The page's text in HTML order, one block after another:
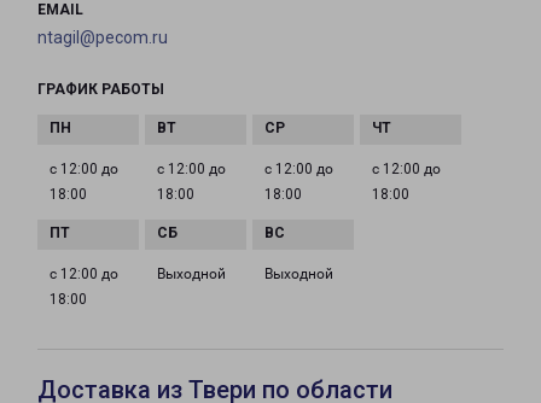
EMAIL
ntagil@pecom.ru
ГРАФИК РАБОТЫ
с 12:00 до
18:00
с 12:00 до
18:00
с 12:00 до
18:00
с 12:00 до
18:00
с 12:00 до
18:00
Выходной Выходной
Доставка из Твери по области